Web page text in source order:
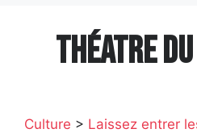
THÉATRE
Culture > Laissez entrer